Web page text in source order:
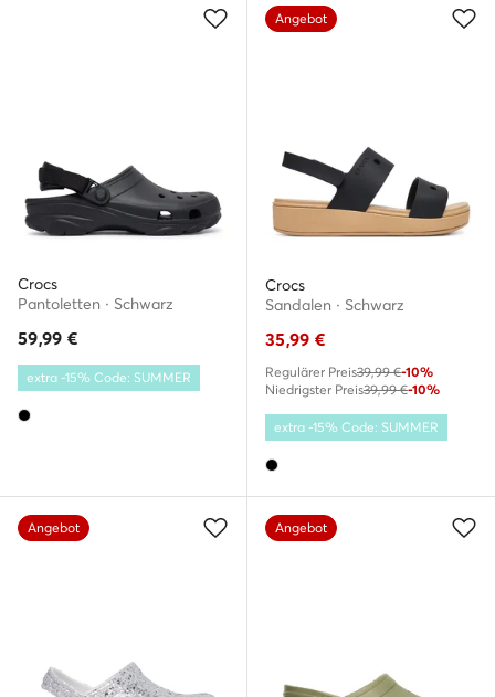
Crocs
Pantoletten · Schwarz
59,99 €
extra -15% Code: SUMMER
Angebot
Crocs
Sandalen · Schwarz
35,99 €
Regulärer Preis39,99 €-10%
Niedrigster Preis39,99 €-10%
extra -15% Code: SUMMER
Angebot Angebot